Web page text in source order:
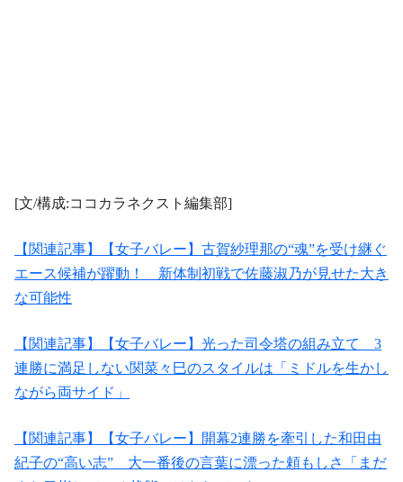
[文/構成:ココカラネクスト編集部]
【関連記事】【女子バレー】古賀紗理那の“魂”を受け継ぐ
エース候補が躍動！ 新体制初戦で佐藤淑乃が見せた大き
な可能性
【関連記事】【女子バレー】光った司令塔の組み立て 3
連勝に満足しない関菜々巳のスタイルは「ミドルを生かし
ながら両サイド」
【関連記事】【女子バレー】開幕2連勝を牽引した和田由
紀子の“高い志” 大一番後の言葉に漂った頼もしさ「まだ